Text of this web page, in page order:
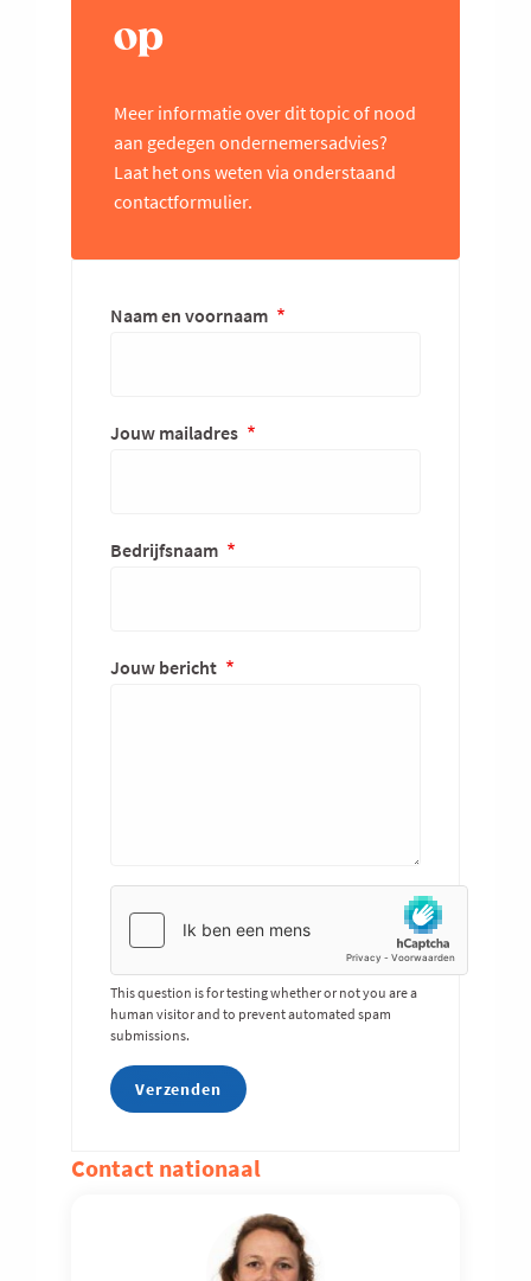
op
Meer informatie over dit topic of nood
aan gedegen ondernemersadvies?
Laat het ons weten via onderstaand
contactformulier.
Naam en voornaam
Jouw mailadres
Bedrijfsnaam
Jouw bericht
This question is for testing whether or not you are a
human visitor and to prevent automated spam
submissions.
Contact nationaal